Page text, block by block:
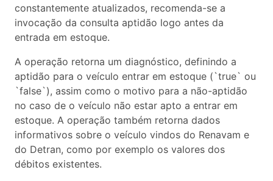
constantemente atualizados, recomenda-se a
invocação da consulta aptidão logo antes da
entrada em estoque.
A operação retorna um diagnóstico, definindo a
aptidão para o veículo entrar em estoque (`true` ou
`false`), assim como o motivo para a não-aptidão
no caso de o veículo não estar apto a entrar em
estoque. A operação também retorna dados
informativos sobre o veículo vindos do Renavam e
do Detran, como por exemplo os valores dos
débitos existentes.